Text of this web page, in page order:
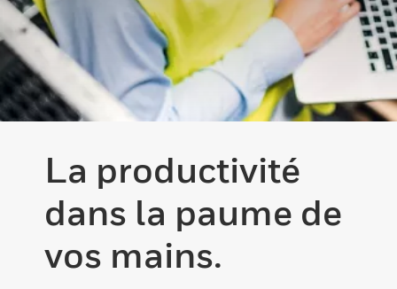
La productivité
dans la paume de
vos mains.